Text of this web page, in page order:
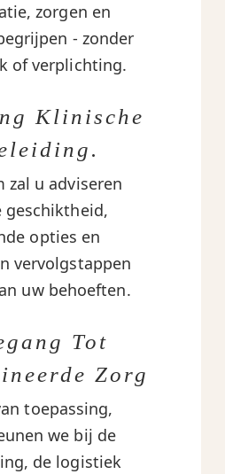
zorgen en
- zonder
of verplichting.
Klinische
zal u adviseren
geschiktheid,
opties en
vervolgstappen
uw behoeften.
Tot
Zorg
toepassing,
we bij de
de logistiek